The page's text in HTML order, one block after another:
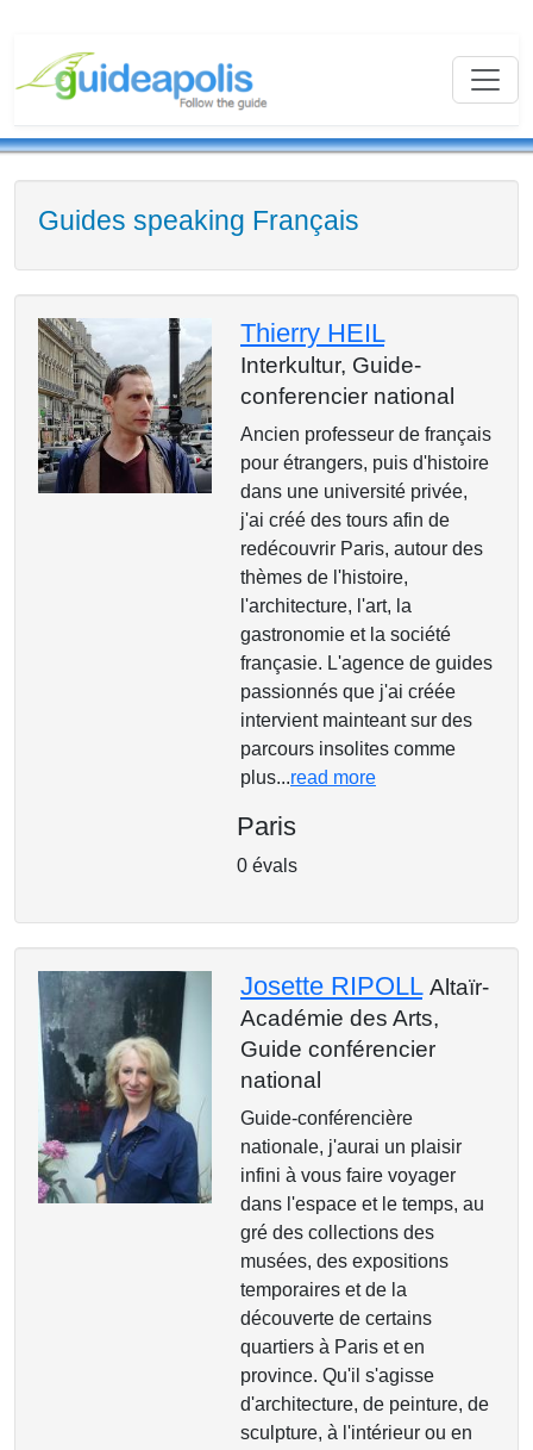
Guides speaking Français
Thierry HEIL
Interkultur, Guide-
conferencier national
Ancien professeur de français
pour étrangers, puis d'histoire
dans une université privée,
j'ai créé des tours afin de
redécouvrir Paris, autour des
thèmes de l'histoire,
l'architecture, l'art, la
gastronomie et la société
françasie. L'agence de guides
passionnés que j'ai créée
intervient mainteant sur des
parcours insolites comme
plus...read more
Paris
0 évals
Josette RIPOLL Altaïr-
Académie des Arts,
Guide conférencier
national
Guide-conférencière
nationale, j'aurai un plaisir
infini à vous faire voyager
dans l'espace et le temps, au
gré des collections des
musées, des expositions
temporaires et de la
découverte de certains
quartiers à Paris et en
province. Qu'il s'agisse
d'architecture, de peinture, de
sculpture, à l'intérieur ou en